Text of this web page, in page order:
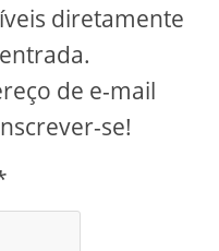
diretamente
de e-mail
se!